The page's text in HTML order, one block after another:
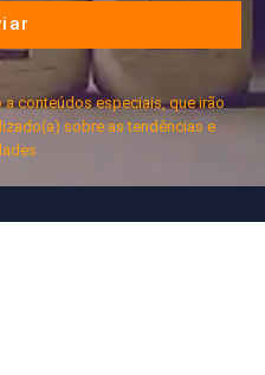
a conteúdos especiais, que irão
sobre as tendências e